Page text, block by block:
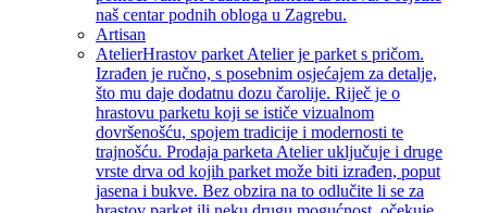
naš centar podnih obloga u Zagrebu.
Artisan
AtelierHrastov parket Atelier je parket s pričom.
Izrađen je ručno, s posebnim osjećajem za detalje,
što mu daje dodatnu dozu čarolije. Riječ je o
hrastovu parketu koji se ističe vizualnom
dovršenošću, spojem tradicije i modernosti te
trajnošću. Prodaja parketa Atelier uključuje i druge
vrste drva od kojih parket može biti izrađen, poput
jasena i bukve. Bez obzira na to odlučite li se za